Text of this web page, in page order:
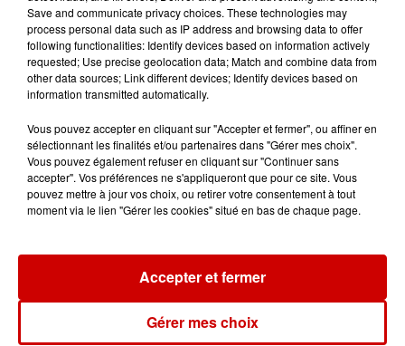
Alouette vous invite à
Futuroscope Xperiences !
Le Duel - Gagnez votre balade
en jet ski !
Newsletter
Save and communicate privacy choices. These technologies may
process personal data such as IP address and browsing data to offer
following functionalities: Identify devices based on information actively
requested; Use precise geolocation data; Match and combine data from
other data sources; Link different devices; Identify devices based on
information transmitted automatically.
Vous pouvez accepter en cliquant sur "Accepter et fermer", ou affiner en
sélectionnant les finalités et/ou partenaires dans "Gérer mes choix".
Vous pouvez également refuser en cliquant sur "Continuer sans
accepter". Vos préférences ne s'appliqueront que pour ce site. Vous
pouvez mettre à jour vos choix, ou retirer votre consentement à tout
moment via le lien "Gérer les cookies" situé en bas de chaque page.
Gérer mes choix
Accepter et fermer